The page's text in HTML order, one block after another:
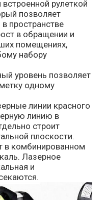
рулеткой
позволяет
пространстве
в обращении и
помещениях,
набору
уровень позволяет
одному
линии красного
линию в
строит
плоскости.
в комбинированном
Лазерное
и